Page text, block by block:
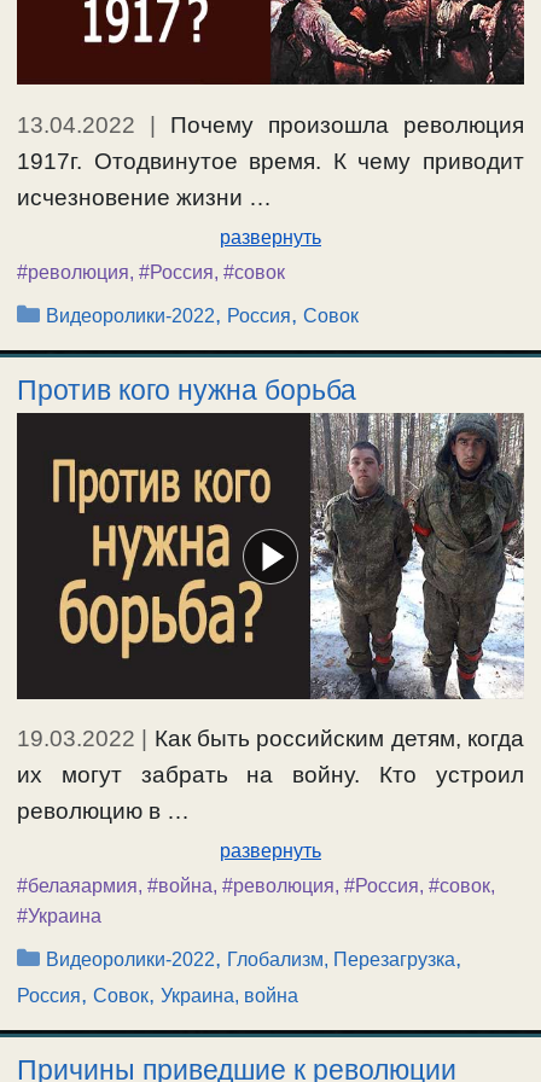
13.04.2022 | Почему произошла революция
1917г. Отодвинутое время. К чему приводит
исчезновение жизни …
развернуть
#революция, #Россия, #совок
Рубрики
Видеоролики-2022, Россия,Совок
Против кого нужна борьба
19.03.2022
Как быть российским детям, когда
их могут забрать на войну. Кто устроил
революцию в …
развернуть
#белаяармия, #война, #революция, #Россия, #совок,
#Украина
Рубрики
Видеоролики-2022, Глобализм, Перезагрузка,
Россия, Совок, Украина, война
Причины приведшие к революции